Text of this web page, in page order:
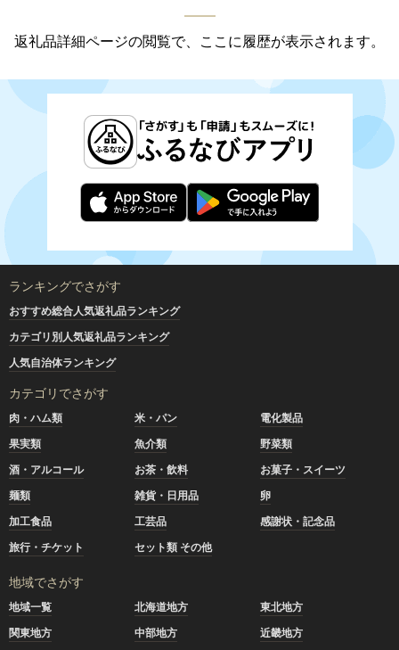
返礼品詳細ページの閲覧で、ここに履歴が表示されます。
ランキングでさがす
おすすめ総合人気返礼品ランキング
カテゴリ別人気返礼品ランキング
人気自治体ランキング
カテゴリでさがす
肉・ハム類 米・パン
電化製品
果実類
魚介類
野菜類
酒・アルコール
お茶・飲料
お菓子・スイーツ
麺類
雑貨・日用品
卵
加工食品
工芸品
感謝状・記念品
旅行・チケット
セット類 その他
地域でさがす
地域一覧 北海道地方
東北地方
関東地方
中部地方
近畿地方